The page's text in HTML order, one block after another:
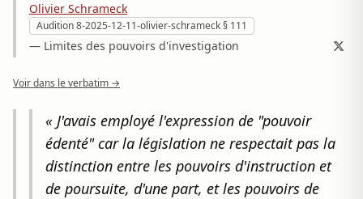
Olivier Schrameck
Audition 8-2025-12-11-olivier-schrameck § 111
— Limites des pouvoirs d'investigation
Voir dans le verbatim →
« J'avais employé l'expression de "pouvoir
édenté" car la législation ne respectait pas la
distinction entre les pouvoirs d'instruction et
de poursuite, d'une part, et les pouvoirs de